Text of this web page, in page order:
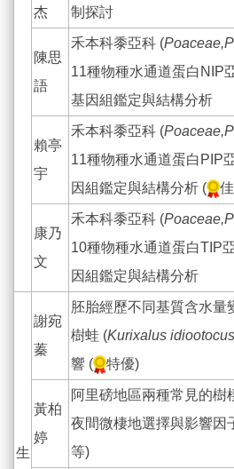
杰
制探討
陳思
語
禾本科黍亞科 (
11種物種水通道蛋白NIP
基因組鑑定與結構分析
賴亭
宇
禾本科黍亞科 (
11種物種水通道蛋白PIP
因組鑑定與結構分析 (
康乃
文
禾本科黍亞科 (
10種物種水通道蛋白TIP
因組鑑定與結構分析
生
謝宛
蓁
胚胎經歷不同基質含水量
樹蛙 (Kurixalus idiootocus
響 (
特優)
黃柏
婷
阿里磅地區兩種常見的樹
夜間微棲地選擇與影響因
等)